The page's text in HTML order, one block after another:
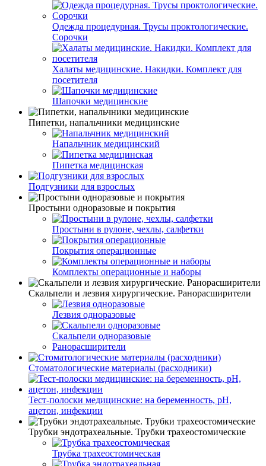
Одежда процедурная. Трусы проктологические.
Сорочки
Халаты медицинские. Накидки. Комплект для
посетителя
Шапочки медицинские
Пипетки, напальчники медицинские
Напальчник медицинский
Пипетка медицинская
Подгузники для взрослых
Простыни одноразовые и покрытия
Простыни в рулоне, чехлы, салфетки
Покрытия операционные
Комплекты операционные и наборы
Скальпели и лезвия хирургические. Ранорасширители
Лезвия одноразовые
Скальпели одноразовые
Ранорасширители
Стоматологические материалы (расходники)
Тест-полоски медицинские: на беременность, рН,
ацетон, инфекции
Трубки эндотрахеальные. Трубки трахеостомические
Трубка трахеостомическая